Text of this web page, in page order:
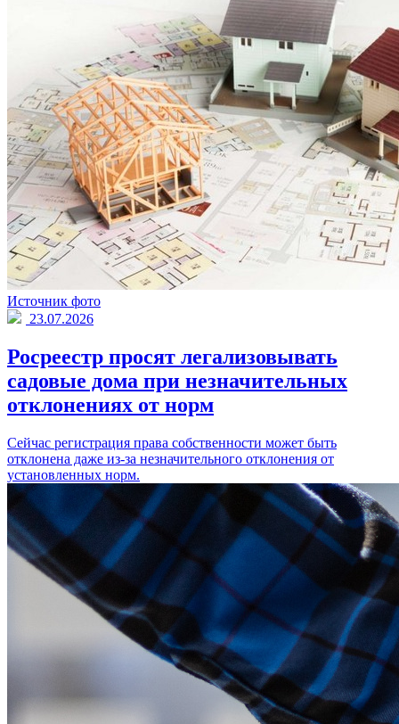
Источник фото
23.07.2026
Росреестр просят легализовывать
садовые дома при незначительных
отклонениях от норм
Сейчас регистрация права собственности может быть
отклонена даже из-за незначительного отклонения от
установленных норм.